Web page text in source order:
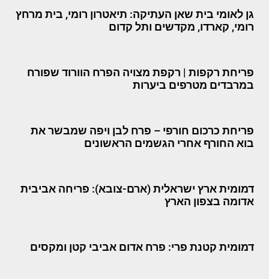
גן לאומי בית שאן העתיקה: תיאטרון רומי, בית מרחץ
רומי, קארדו, מקדשים ותל קדום
פריחת רקפות | רקפת מצויה הפרח הוורוד שפורח
במרבדים מטרפים ביערות
פריחת כרכום חורפי – פרח לבן ויפה שמבשר את
בוא החורף אחרי הגשמים הראשונים
דמומית ארץ ישראלית (ארם-צובא): פריחה אביבית
אדומה בצפון הארץ
דמומית קטנת פרי: פרח אדום אביבי קטן ומקסים